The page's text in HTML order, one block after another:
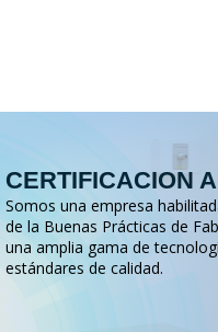
CERTIFICACION
Somos una empresa
de la Buenas Prácticas de
una amplia gama de
estándares de calidad.